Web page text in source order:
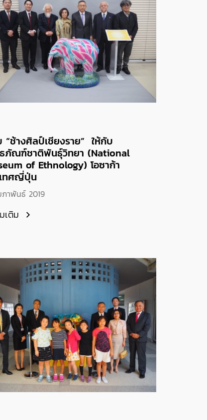
“ช้างศิลป์เชียงราย” ให้กับ
ภัณฑ์ชาติพันธุ์วิทยา (National
of Ethnology) โอซาก้า
ทศญี่ปุ่น
าพันธ์ 2019
เติม